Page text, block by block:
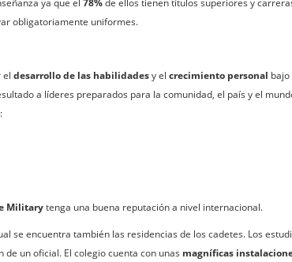
ya que el 78%de ellos tienen títulos superiores y
obligatoriamente uniformes.
el desarrollo de las habilidadesy el crecimiento personal
a líderes preparados para la comunidad, el país y el
:
Militarytenga una buena reputación a nivel internacional.
se encuentra también las residencias de los cadetes. Los
un oficial. El colegio cuenta con unas magníficas